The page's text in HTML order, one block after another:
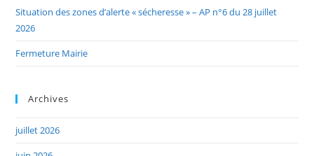
Situation des zones d’alerte « sécheresse » – AP n°6 du 28 juillet
2026
Fermeture Mairie
Archives
juillet 2026